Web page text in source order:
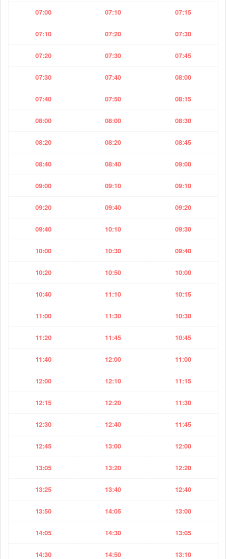
07:00 07:10 07:15
07:10 07:20 07:30
07:20 07:30 07:45
07:30 07:40 08:00
07:40 07:50 08:15
08:00 08:00 08:30
08:20 08:20 08:45
08:40 08:40 09:00
09:00 09:10 09:10
09:20 09:40 09:20
09:40 10:10 09:30
10:00 10:30 09:40
10:20 10:50 10:00
10:40 11:10 10:15
11:00 11:30 10:30
11:20 11:45 10:45
11:40 12:00 11:00
12:00 12:10 11:15
12:15 12:20 11:30
12:30 12:40 11:45
12:45 13:00 12:00
13:05 13:20 12:20
13:25 13:40 12:40
13:50 14:05 13:00
14:05 14:30 13:05
14:30 14:50 13:10